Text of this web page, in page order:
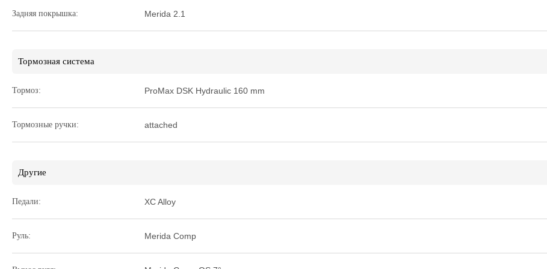
Задняя покрышка: Merida 2.1
Тормозная система
Тормоз: ProMax DSK Hydraulic 160 mm
Тормозные ручки: attached
Другие
Педали: XC Alloy
Руль: Merida Comp